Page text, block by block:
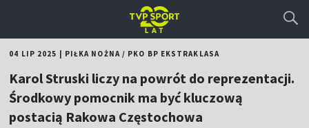
04 LIP 2025 PIŁKA NOŻNA/ PKO BP EKSTRAKLASA
Karol Struski liczy na powrót do reprezentacji.
Środkowy pomocnik ma być kluczową
postacią Rakowa Częstochowa